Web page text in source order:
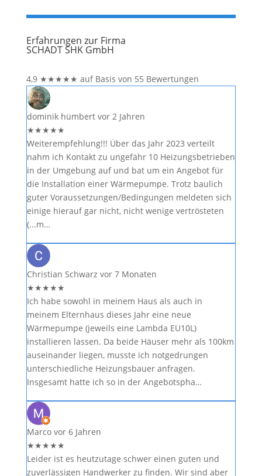
Erfahrungen zur Firma
SCHADT SHK GmbH
4,9 ★★★★★ auf Basis von 55 Bewertungen
dominik hümbert vor 2 Jahren
★★★★★
Weiterempfehlung!!! Über das Jahr 2023 verteilt
nahm ich Kontakt zu ungefähr 10 Heizungsbetrieben
in der Umgebung auf und bat um ein Angebot für
die Installation einer Wärmepumpe. Trotz baulich
guter Voraussetzungen/Bedingungen meldeten sich
einige hierauf gar nicht, nicht wenige vertrösteten
(...m…
Christian Schwarz vor 7 Monaten
★★★★★
Ich habe sowohl in meinem Haus als auch in
meinem Elternhaus dieses Jahr eine neue
Wärmepumpe (jeweils eine Lambda EU10L)
installieren lassen. Da beide Häuser mehr als 100km
auseinander liegen, musste ich notgedrungen
unterschiedliche Heizungsbauer anfragen.
Insgesamt hatte ich so in der Angebotspha…
Marco vor 6 Jahren
★★★★★
Leider ist es heutzutage schwer einen guten und
zuverlässigen Handwerker zu finden. Wir sind aber